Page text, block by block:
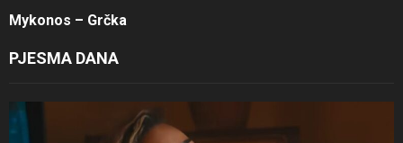
Mykonos – Grčka
PJESMA DANA